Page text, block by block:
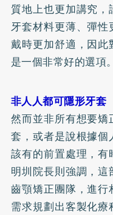
質地上也更加講究
牙套材料更薄、彈
戴時更加舒適，因
是一個非常好的選項。
非人人都可隱形牙套
然而並非所有想要
套，或者是說根據
該有的前置處理，
明圳院長則強調，
齒顎矯正團隊，進
需求規劃出客製化